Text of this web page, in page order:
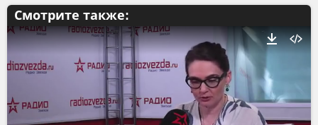
Смотрите также: